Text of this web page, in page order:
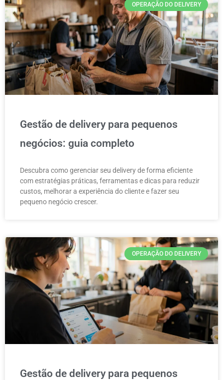
OPERAÇÃO DO DELIVERY
Gestão de delivery para pequenos
negócios: guia completo
Descubra como gerenciar seu delivery de forma eficiente
com estratégias práticas, ferramentas e dicas para reduzir
custos, melhorar a experiência do cliente e fazer seu
pequeno negócio crescer.
OPERAÇÃO DO DELIVERY
Gestão de delivery para pequenos